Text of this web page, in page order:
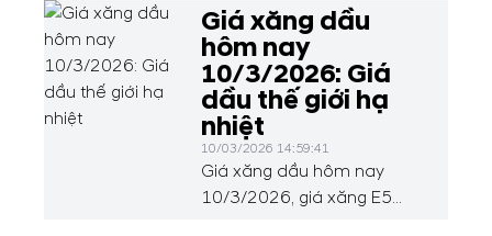
Giá xăng dầu
hôm nay
10/3/2026: Giá
dầu thế giới hạ
nhiệt
10/03/2026 14:59:41
Giá xăng dầu hôm nay
10/3/2026, giá xăng E5